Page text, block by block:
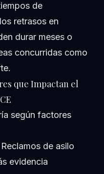
de
retrasos en
durar meses o
concurridas como
que Impactan el
según factores
Reclamos de asilo
evidencia